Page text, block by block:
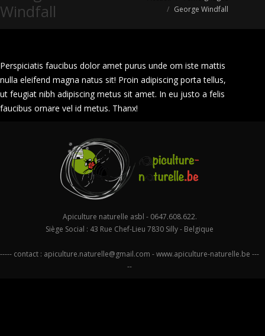
Windfall
George Windfall
Perspiciatis faucibus dolor amet purus unde om iste mattis
nulla eleifend magna natus sit! Proin adipiscing porta tellus,
ut feugiat nibh adipiscing metus sit amet. In eu justo a felis
faucibus ornare vel id metus. Thanx!
Apiculture naturelle asbl - 0647.608.622.
Siège Social : 43 Rue Chef-Lieu 7830 Silly - Belgique
----- contact : apiculture.naturelle@gmail.com -www.apiculture-naturelle.be ---
--